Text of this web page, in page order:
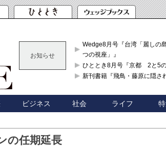
お知らせ
Wedge8月号『台湾「麗しの
つの視座」』
ひととき8月号『京都 2と5の
新刊書籍『飛鳥・藤原に隠さ
ビジネス 社会 ライフ
の任期延長